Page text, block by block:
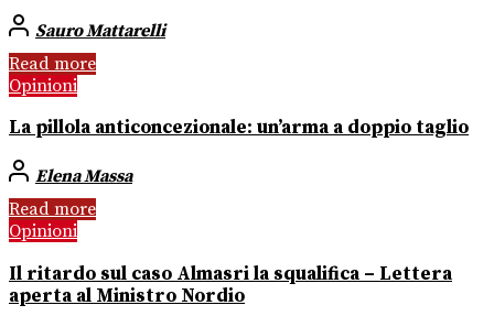
Sauro Mattarelli
Read more
Opinioni
La pillola anticoncezionale: un’arma a doppio taglio
Elena Massa
Read more
Opinioni
Il ritardo sul caso Almasri la squalifica – Lettera
aperta al Ministro Nordio